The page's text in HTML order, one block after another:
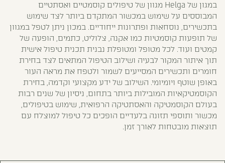
במגון של Helga מגוון של טיפולים קוסמטיים ואסתטיים
המבוססים על שימוש במכשור המתקדם ביותר לצד שימוש
בתכשירים, נוסחאות ופתרונות ייחודיים. במכון ניתן לטפל במגוון
של תופעות קוסמטיות כמו אקנה, צלוליט, כתמים, הופעה של
קמטים ועוד. לכל מטופל ומטופלת נבנית תכנית טיפול אישית
תוך איתור המקור לבעיה ושילוב הטיפול המתאים לצד בחירת
חומרים ותכשירים המסייעים לשמור ולטפח את מראה העור
באופן שוטף ויומיומי. השילוב של ידע מקצועי וקדמה, בחירת
הקוסמטיקאיות המובילות ביותר בתחום, ניסיון של שנים רבות
בעולם הקוסמטיקה והאסתטיקה הרפואית, שימוש בטיפולים,
מכשור ותוספי תזונה בלעדיים הופכים כל טיפול למוצלח עם
תוצאות מובטחות לאורך זמן.